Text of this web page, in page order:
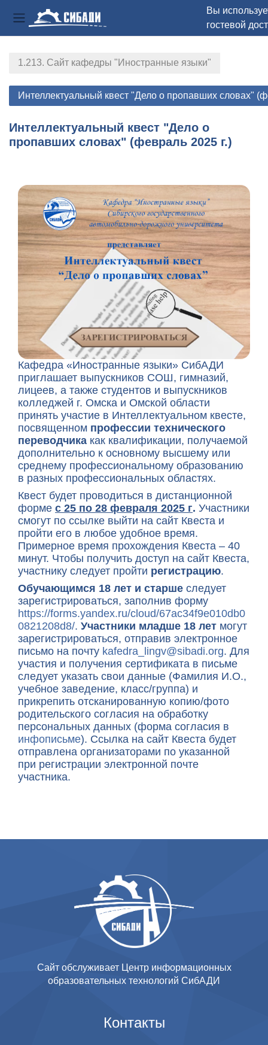
Боковая панель
Вы
гостевой
1.213. Сайт кафедры "Иностранные языки"
Интеллектуальный квест "Дело о пропавших словах"
Интеллектуальный квест "Дело о
пропавших словах" (февраль 2025 г.)
Кафедра «Иностранные языки» СибАДИ
приглашает выпускников СОШ, гимназий,
лицеев, а также студентов и выпускников
колледжей г. Омска и Омской области
принять участие в Интеллектуальном квесте,
посвященном профессии технического
переводчика как квалификации, получаемой
дополнительно к основному высшему или
среднему профессиональному образованию
в разных профессиональных областях.
Квест будет проводиться в дистанционной
форме с 25 по 28 февраля 2025 г. Участники
смогут по ссылке выйти на сайт Квеста и
пройти его в любое удобное время.
Примерное время прохождения Квеста – 40
минут. Чтобы получить доступ на сайт Квеста,
участнику следует пройти регистрацию.
Обучающимся 18 лет и старше следует
зарегистрироваться, заполнив форму
https://forms.yandex.ru/cloud/67ac34f9e010db0
0821208d8/. Участники младше 18 лет могут
зарегистрироваться, отправив электронное
письмо на почту kafedra_lingv@sibadi.org. Для
участия и получения сертификата в письме
следует указать свои данные (Фамилия И.О.,
учебное заведение, класс/группа) и
прикрепить отсканированную копию/фото
родительского согласия на обработку
персональных данных (форма согласия в
инфописьме). Ссылка на сайт Квеста будет
отправлена организаторами по указанной
при регистрации электронной почте
участника.
Сайт обслуживает Центр информационных
образовательных технологий СибАДИ
Контакты